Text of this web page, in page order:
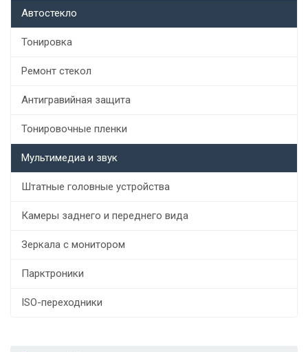
Автостекло
Тонировка
Ремонт стекол
Антигравийная защита
Тонировочные пленки
Мультимедиа и звук
Штатные головные устройства
Камеры заднего и переднего вида
Зеркала с монитором
Парктроники
ISO-переходники